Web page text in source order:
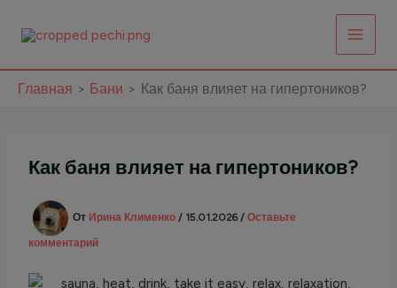
Главная Бани Как баня влияет на гипертоников?
Как баня влияет на гипертоников?
От Ирина Клименко/ 15.01.2026/Оставьте
комментарий